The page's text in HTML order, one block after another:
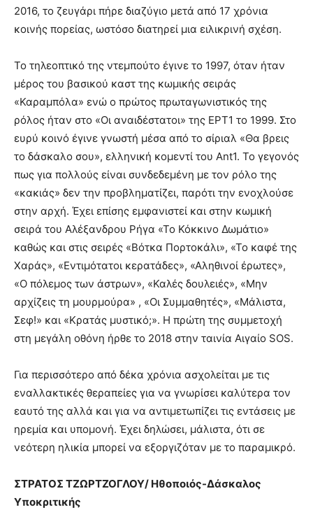
2016, το ζευγάρι πήρε διαζύγιο μετά από 17 χρόνια
κοινής πορείας, ωστόσο διατηρεί μια ειλικρινή σχέση.
Το τηλεοπτικό της ντεμπούτο έγινε το 1997, όταν ήταν
μέρος του βασικού καστ της κωμικής σειράς
«Καραμπόλα» ενώ ο πρώτος πρωταγωνιστικός της
ρόλος ήταν στο «Οι αναιδέστατοι» της ΕΡΤ1 το 1999. Στο
ευρύ κοινό έγινε γνωστή μέσα από το σίριαλ «Θα βρεις
το δάσκαλο σου», ελληνική κομεντί του Ant1. Το γεγονός
πως για πολλούς είναι συνδεδεμένη με τον ρόλο της
«κακιάς» δεν την προβληματίζει, παρότι την ενοχλούσε
στην αρχή. Έχει επίσης εμφανιστεί και στην κωμική
σειρά του Αλέξανδρου Ρήγα «Το Κόκκινο Δωμάτιο»
καθώς και στις σειρές «Βότκα Πορτοκάλι», «Το καφέ της
Χαράς», «Εντιμότατοι κερατάδες», «Αληθινοί έρωτες»,
«Ο πόλεμος των άστρων», «Καλές δουλειές», «Μην
αρχίζεις τη μουρμούρα» , «Οι Συμμαθητές», «Μάλιστα,
Σεφ!» και «Κρατάς μυστικό;». Η πρώτη της συμμετοχή
στη μεγάλη οθόνη ήρθε το 2018 στην ταινία Αιγαίο SOS.
Για περισσότερο από δέκα χρόνια ασχολείται με τις
εναλλακτικές θεραπείες για να γνωρίσει καλύτερα τον
εαυτό της αλλά και για να αντιμετωπίζει τις εντάσεις με
ηρεμία και υπομονή. Έχει δηλώσει, μάλιστα, ότι σε
νεότερη ηλικία μπορεί να εξοργιζόταν με το παραμικρό.
ΣΤΡΑΤΟΣ ΤΖΩΡΤΖΟΓΛΟΥ/ Ηθοποιός-Δάσκαλος
Υποκριτικής